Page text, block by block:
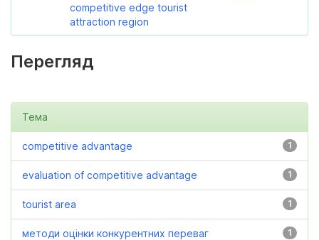
competitive edge tourist
attraction region
Перегляд
Тема
1
competitive advantage
1
evaluation of competitive advantage
1
tourist area
1
методи оцінки конкурентних переваг